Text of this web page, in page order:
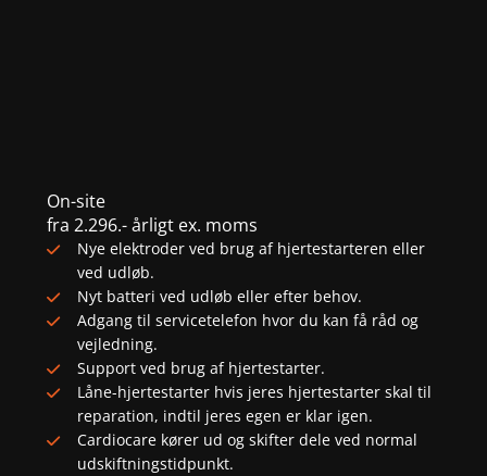
On-site
fra 2.296.-årligt ex. moms
Nye elektroder ved brug af hjertestarteren eller
ved udløb.
Nyt batteri ved udløb eller efter behov.
Adgang til servicetelefon hvor du kan få råd og
vejledning.
Support ved brug af hjertestarter.
Låne-hjertestarter hvis jeres hjertestarter skal til
reparation, indtil jeres egen er klar igen.
Cardiocare kører ud og skifter dele ved normal
udskiftningstidpunkt.